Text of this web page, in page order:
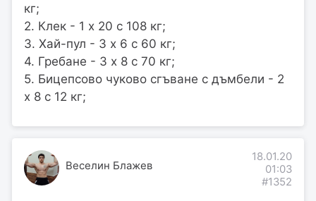
кг;
2. Клек - 1 х 20 с 108 кг;
3. Хай-пул - 3 х 6 с 60 кг;
4. Гребане - 3 х 8 с 70 кг;
5. Бицепсово чуково сгъване с дъмбели - 2
х 8 с 12 кг;
Веселин Блажев
18.01.20
01:03
#1352